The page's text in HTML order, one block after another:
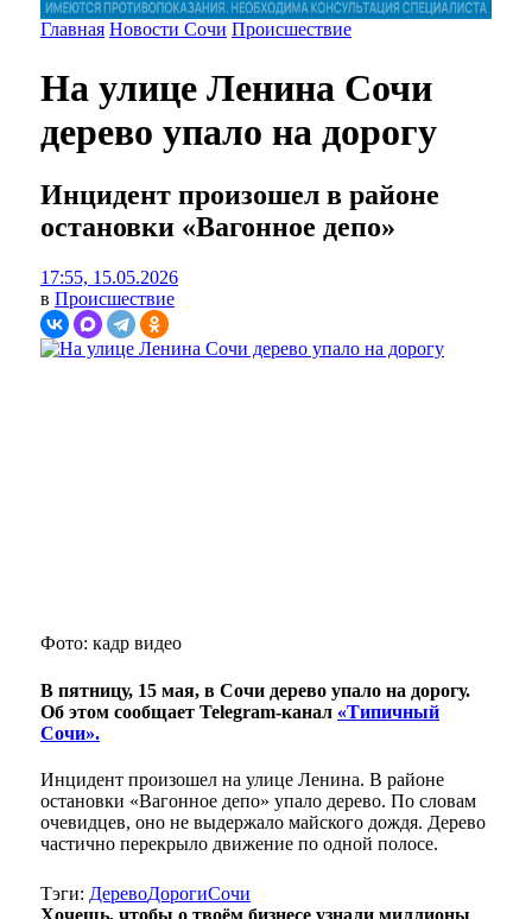
Главная Новости Сочи Происшествие
На улице Ленина Сочи
дерево упало на дорогу
Инцидент произошел в районе
остановки «Вагонное депо»
17:55, 15.05.2026
в Происшествие
Фото: кадр видео
В пятницу, 15 мая, в Сочи дерево упало на дорогу.
Об этом сообщает Telegram-канал «Типичный
Сочи».
Инцидент произошел на улице Ленина. В районе
остановки «Вагонное депо» упало дерево. По словам
очевидцев, оно не выдержало майского дождя. Дерево
частично перекрыло движение по одной полосе.
Тэги: ДеревоДорогиСочи
Хочешь, чтобы о твоём бизнесе узнали миллионы